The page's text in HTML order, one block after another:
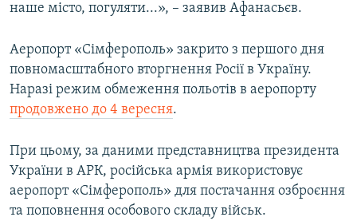
наше місто, погуляти...», – заявив Афанасьєв.
Аеропорт «Сімферополь» закрито з першого дня
повномасштабного вторгнення Росії в Україну.
Наразі режим обмеження польотів в аеропорту
продовжено до 4 вересня.
При цьому, за даними представництва президента
України в АРК, російська армія використовує
аеропорт «Сімферополь» для постачання озброєння
та поповнення особового складу військ.